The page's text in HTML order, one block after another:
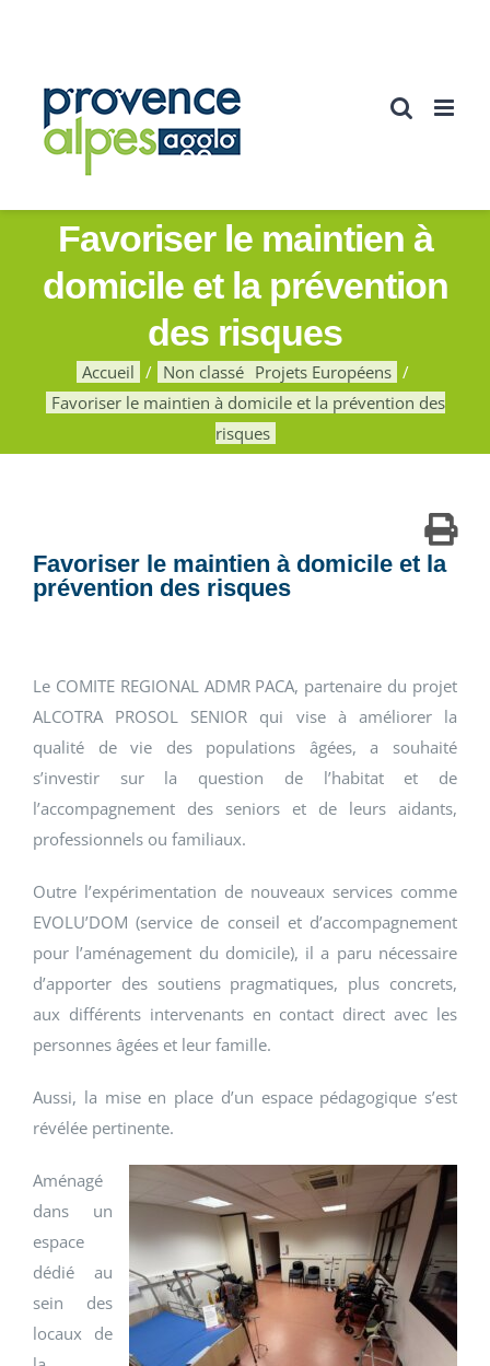
Favoriser le maintien à
domicile et la prévention
des risques
Accueil Non classé Projets Européens
Favoriser le maintien à domicile et la prévention des
risques
Favoriser le maintien à domicile et la
prévention des risques
Le COMITE REGIONAL ADMR PACA, partenaire du projet
ALCOTRA PROSOL SENIOR qui vise à améliorer la
qualité de vie des populations âgées, a souhaité
s’investir sur la question de l’habitat et de
l’accompagnement des seniors et de leurs aidants,
professionnels ou familiaux.
Outre l’expérimentation de nouveaux services comme
EVOLU’DOM (service de conseil et d’accompagnement
pour l’aménagement du domicile), il a paru nécessaire
d’apporter des soutiens pragmatiques, plus concrets,
aux différents intervenants en contact direct avec les
personnes âgées et leur famille.
Aussi, la mise en place d’un espace pédagogique s’est
révélée pertinente.
Aménagé
dans un
espace
dédié au
sein des
locaux de